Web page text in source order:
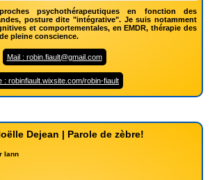
psychothérapeutiques en fonction des
posture dite "intégrative". Je suis notamment
et comportementales, en EMDR, thérapie des
pleine conscience.
Mail : robin.fiault@gmail.com
: robinfiault.wixsite.com/robin-fiault
Dejean | Parole de zèbre!
lann